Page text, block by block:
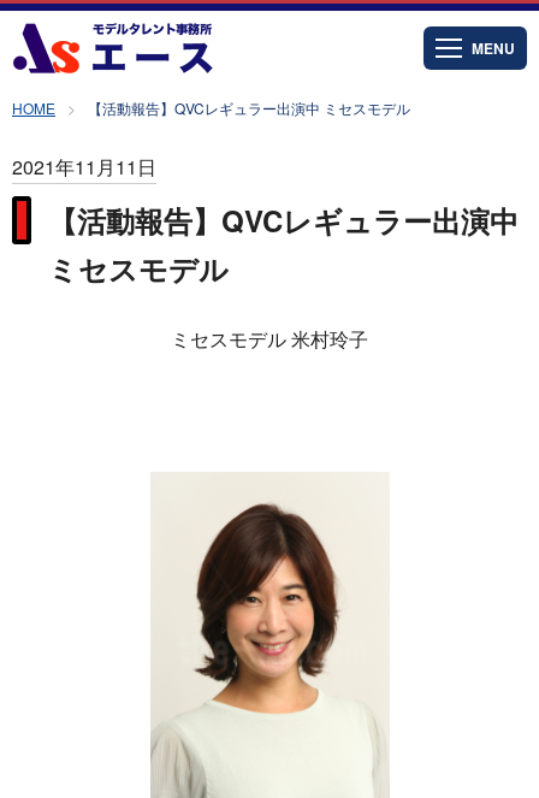
MENU
HOME 【活動報告】QVCレギュラー出演中 ミセスモデル
2021年11月11日
【活動報告】QVCレギュラー出演中
ミセスモデル
ミセスモデル 米村玲子